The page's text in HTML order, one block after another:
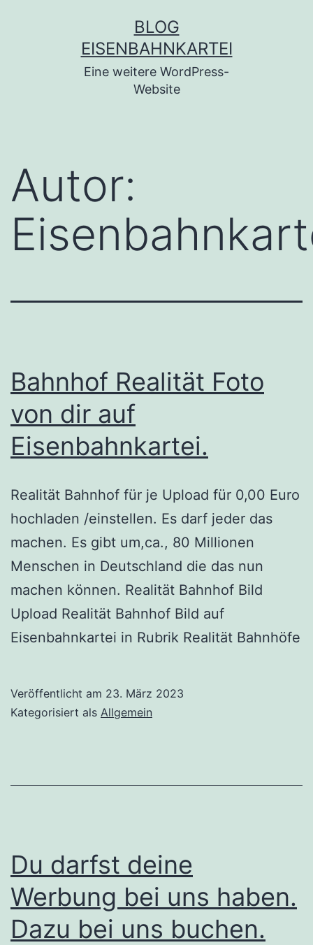
BLOG
EISENBAHNKARTEI
Eine weitere WordPress-
Website
Autor:
Bahnhof Realität Foto
von dir auf
Eisenbahnkartei.
Realität Bahnhof für je Upload für 0,00 Euro
hochladen /einstellen. Es darf jeder das
machen. Es gibt um,ca., 80 Millionen
Menschen in Deutschland die das nun
machen können. Realität Bahnhof Bild
Upload Realität Bahnhof Bild auf
Eisenbahnkartei in Rubrik Realität Bahnhöfe
Veröffentlicht am 23. März 2023
Kategorisiert als Allgemein
Du darfst deine
Werbung bei uns haben.
Dazu bei uns buchen.